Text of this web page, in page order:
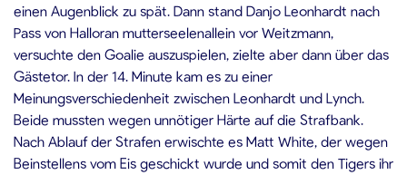
einen Augenblick zu spät. Dann stand Danjo Leonhardt nach
Pass von Halloran mutterseelenallein vor Weitzmann,
versuchte den Goalie auszuspielen, zielte aber dann über das
Gästetor. In der 14. Minute kam es zu einer
Meinungsverschiedenheit zwischen Leonhardt und Lynch.
Beide mussten wegen unnötiger Härte auf die Strafbank.
Nach Ablauf der Strafen erwischte es Matt White, der wegen
Beinstellens vom Eis geschickt wurde und somit den Tigers ihr